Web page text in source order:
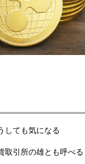
しても気になる
取引所の雄とも呼べる